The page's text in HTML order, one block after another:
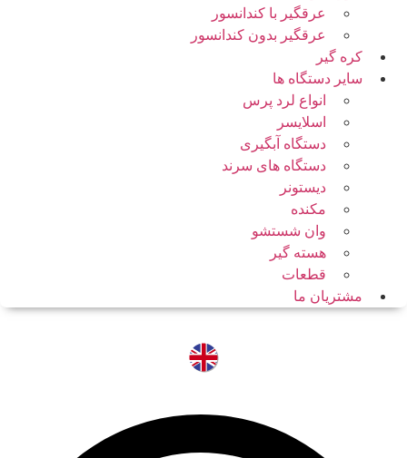
عرقگیر با کندانسور
عرقگیر بدون کندانسور
کره گیر
سایر دستگاه ها
انواع لرد پرس
اسلایسر
دستگاه آبگیری
دستگاه های سرند
دیستونر
مکنده
وان شستشو
هسته گیر
قطعات
مشتریان ما